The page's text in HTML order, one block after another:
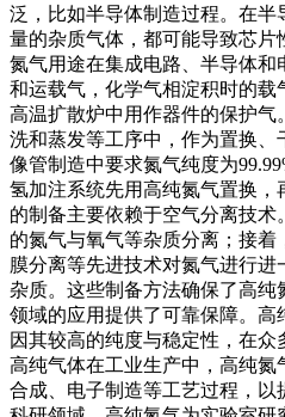
泛，比如半导体制造过程。在
量的杂质气体，都可能导致芯
氮气用途在集成电路、半导体
和运载气，化学气相淀积时的
高温扩散炉中用作器件的保护
洗和蒸发等工序中，作为置换、
像管制造中要求氮气纯度为
氢加注系统先用高纯氮气置换
的制备主要依赖于空气分离技
的氮气与氧气等杂质分离；接
膜分离等先进技术对氮气进行
杂质。这些制备方法确保了高
领域的应用提供了可靠保障。
因其较高的纯度与稳定性，在
高纯气体在工业生产中，高纯
合成、电子制造等工艺过程，